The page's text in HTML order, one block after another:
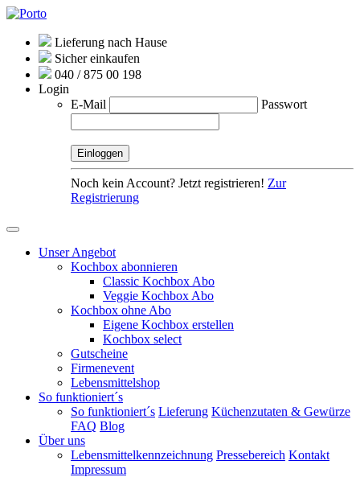
Lieferung nach Hause
Sicher einkaufen
040 / 875 00 198
Login
E-Mail
Passwort
Noch kein Account? Jetzt registrieren! Zur
Registrierung
Unser Angebot
Kochbox abonnieren
Classic Kochbox Abo
Veggie Kochbox Abo
Kochbox ohne Abo
Eigene Kochbox erstellen
Kochbox select
Gutscheine
Firmenevent
Lebensmittelshop
So funktioniert´s
So funktioniert´s Lieferung Küchenzutaten & Gewürze
FAQ Blog
Über uns
Lebensmittelkennzeichnung Pressebereich Kontakt
Impressum